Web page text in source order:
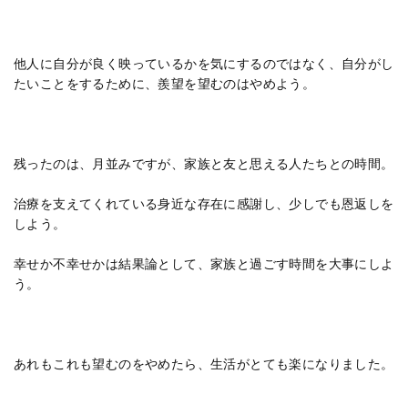
他人に自分が良く映っているかを気にするのではなく、自分がし
たいことをするために、羨望を望むのはやめよう。
残ったのは、月並みですが、家族と友と思える人たちとの時間。
治療を支えてくれている身近な存在に感謝し、少しでも恩返しを
しよう。
幸せか不幸せかは結果論として、家族と過ごす時間を大事にしよ
う。
あれもこれも望むのをやめたら、生活がとても楽になりました。